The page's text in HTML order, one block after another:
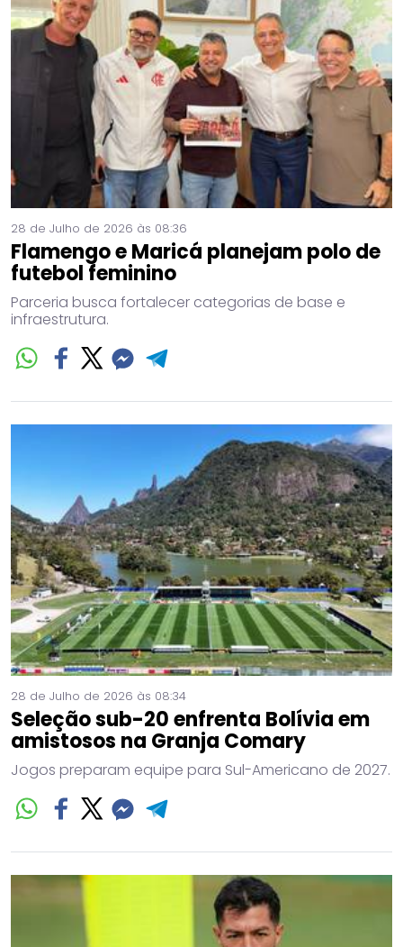
28 de Julho de 2026 às 08:36
Flamengo e Maricá planejam polo de
futebol feminino
Parceria busca fortalecer categorias de base e
infraestrutura.
28 de Julho de 2026 às 08:34
Seleção sub-20 enfrenta Bolívia em
amistosos na Granja Comary
Jogos preparam equipe para Sul-Americano de 2027.